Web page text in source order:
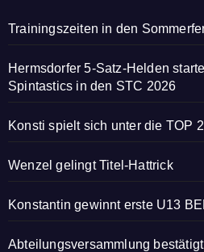
Trainingszeiten in den
Hermsdorfer 5-Satz-Helden
Spintastics in den STC 2026
Konsti spielt sich unter die TOP
Wenzel gelingt Titel-Hattrick
Konstantin gewinnt erste U13
Abteilungsversammlung